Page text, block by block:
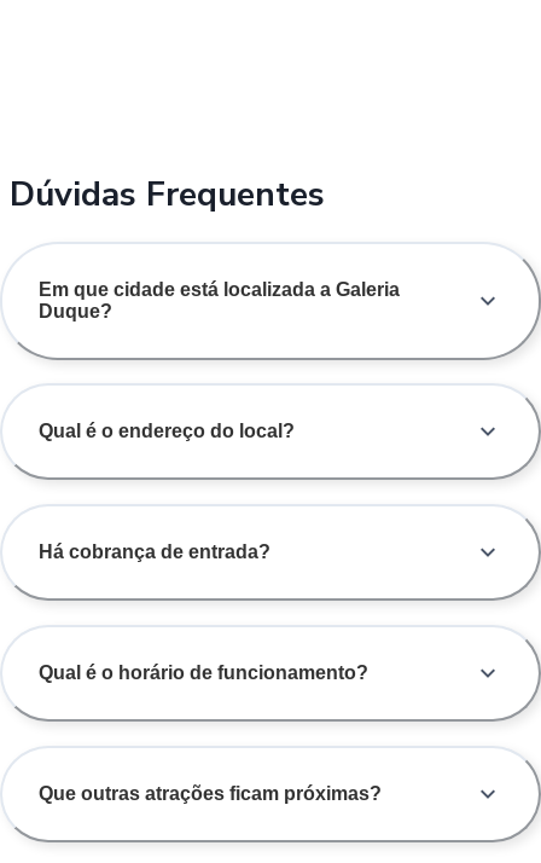
Dúvidas Frequentes
Em que cidade está localizada a Galeria
Duque?
Qual é o endereço do local?
Há cobrança de entrada?
Qual é o horário de funcionamento?
Que outras atrações ficam próximas?